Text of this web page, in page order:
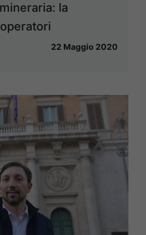
la
22 Maggio 2020